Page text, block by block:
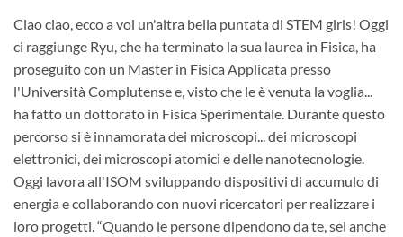
Ciao ciao, ecco a voi un'altra bella puntata di STEM girls! Oggi
ci raggiunge Ryu, che ha terminato la sua laurea in Fisica, ha
proseguito con un Master in Fisica Applicata presso
l'Università Complutense e, visto che le è venuta la voglia...
ha fatto un dottorato in Fisica Sperimentale. Durante questo
percorso si è innamorata dei microscopi... dei microscopi
elettronici, dei microscopi atomici e delle nanotecnologie.
Oggi lavora all'ISOM sviluppando dispositivi di accumulo di
energia e collaborando con nuovi ricercatori per realizzare i
loro progetti. “Quando le persone dipendono da te, sei anche